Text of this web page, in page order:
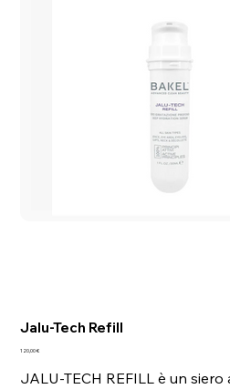
Jalu-Tech Refill
Prezzo
120,00 €
JALU-TECH REFILL è un